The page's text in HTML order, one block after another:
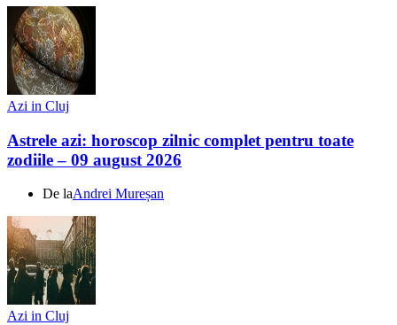
Azi in Cluj
Astrele azi: horoscop zilnic complet pentru toate
zodiile – 09 august 2026
De laAndrei Mureșan
Azi in Cluj